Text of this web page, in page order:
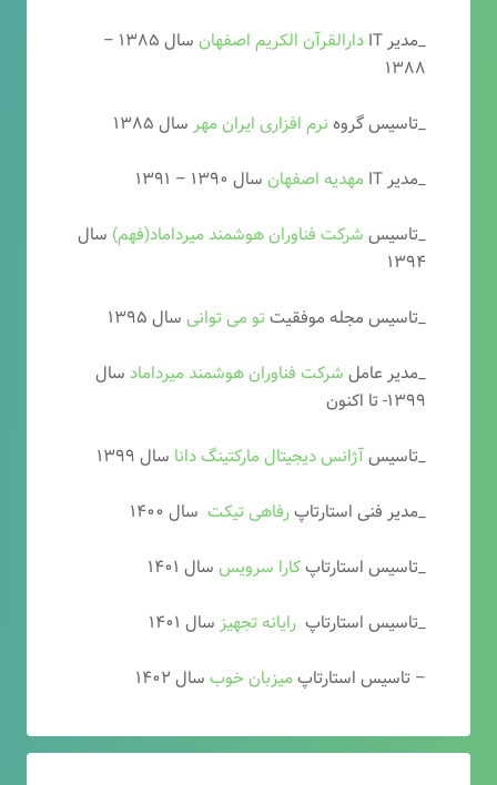
_مدیر IT
دارالقرآن الکریم اصفهان
سال ۱۳۸۵ –
۱۳۸۸
_تاسیس گروه نرم افزاری ایران مهر سال ۱۳۸۵
_مدیر IT
مهدیه اصفهان سال ۱۳۹۰ – ۱۳۹۱
_تاسیس شرکت فناوران هوشمند میرداماد(فهم) سال
۱۳۹۴
_تاسیس مجله موفقیتتو می توانی سال ۱۳۹۵
_مدیر عامل شرکت فناوران هوشمند میرداماد سال
۱۳۹۹- تا اکنون
_تاسیسآژانس دیجیتال مارکتینگ دانا سال ۱۳۹۹
_مدیر فنی استارتاپرفاهی تیکت سال ۱۴۰۰
_تاسیس استارتاپکارا سرویس سال ۱۴۰۱
_تاسیس استارتاپ رایانه تجهیز سال ۱۴۰۱
– تاسیس استارتاپ میزبان خوب سال ۱۴۰۲